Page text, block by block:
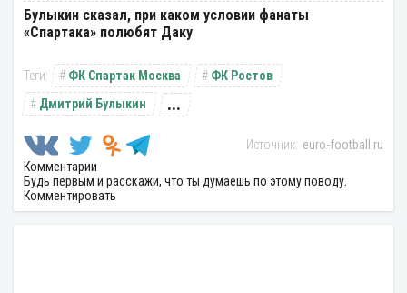
Булыкин сказал, при каком условии фанаты
«Спартака» полюбят Даку
ФК Спартак Москва
ФК Ростов
Дмитрий Булыкин
...
euro-football.ru
Комментарии
Будь первым и расскажи, что ты думаешь по этому поводу.
Комментировать